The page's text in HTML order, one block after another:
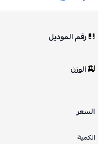
رقم الموديل
الوزن
السعر
الكمية